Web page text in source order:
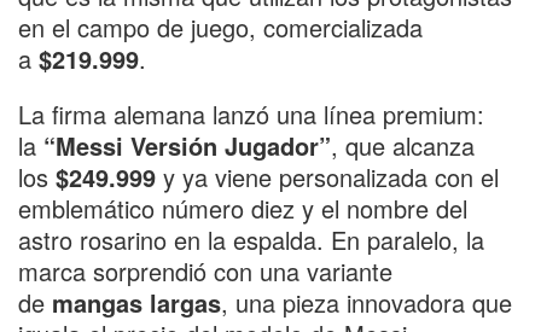
en el campo de juego, comercializada
a $219.999.
La firma alemana lanzó una línea premium:
la “Messi Versión Jugador”, que alcanza
los $249.999 y ya viene personalizada con el
emblemático número diez y el nombre del
astro rosarino en la espalda. En paralelo, la
marca sorprendió con una variante
de mangas largas, una pieza innovadora que